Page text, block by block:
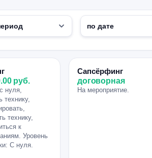
руб.
нуля,
технику,
технику,
к
Уровень
С нуля.
Сапсёрфинг
договорная
На мероприятие.